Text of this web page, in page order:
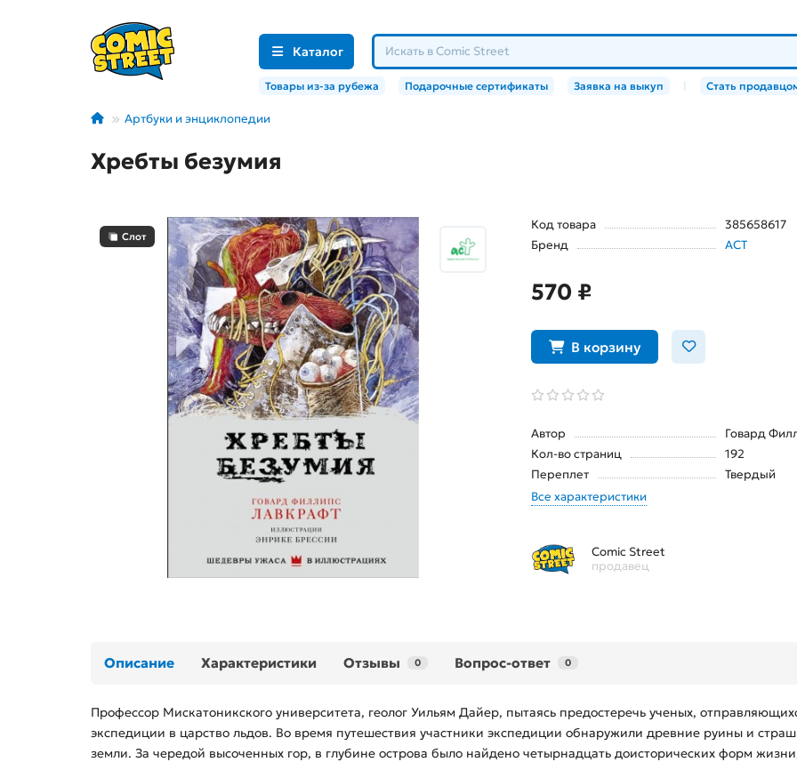
Каталог
Товары из-за рубежа Подарочные сертификаты Заявка на выкуп Стать
Артбуки и энциклопедии
Хребты безумия
Слот
Код товара
385658617
Бренд
АСТ
570 ₽
В корзину
Автор
Говард
Кол-во страниц
192
Переплет
Твердый
Все характеристики
Comic Street
продавец
Описание Характеристики Отзывы 0 Вопрос-ответ 0
Профессор Мискатоникского университета, геолог Уильям Дайер, пытаясь предостеречь ученых,
экспедиции в царство льдов. Во время путешествия участники экспедиции обнаружили древние руины и
земли. За чередой высоченных гор, в глубине острова было найдено четырнадцать доисторических форм